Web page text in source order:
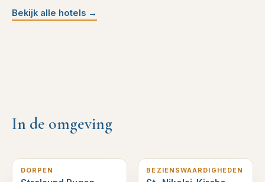
Bekijk alle hotels →
In de omgeving
DORPEN BEZIENSWAARDIGHEDEN